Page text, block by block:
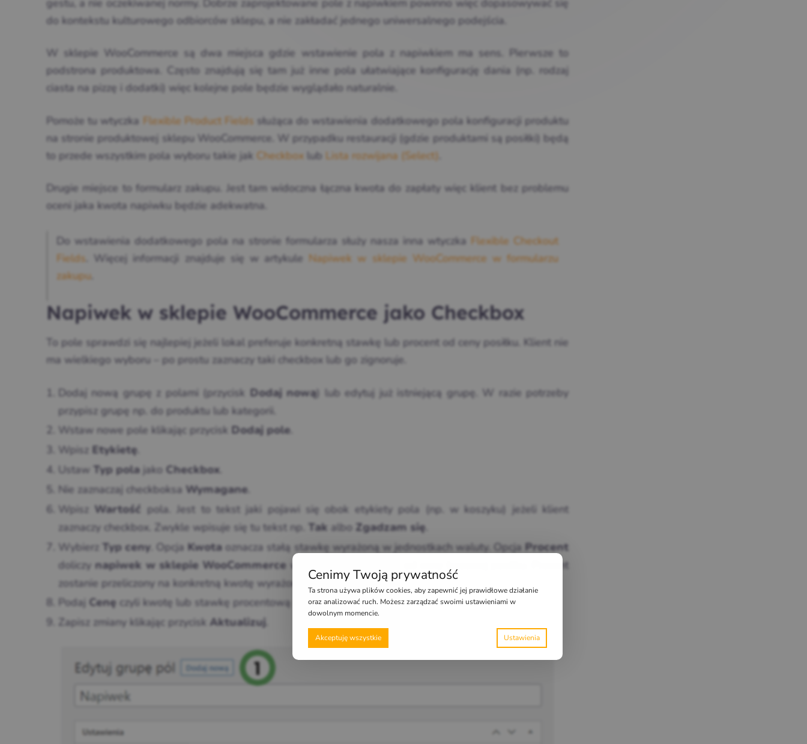
gestu, a nie oczekiwanej normy. Dobrze zaprojektowane pole z napiwkiem powinno więc dopasowywać się
do kontekstu kulturowego odbiorców sklepu, a nie zakładać jednego uniwersalnego podejścia.
W sklepie WooCommerce są dwa miejsca gdzie wstawienie pola z napiwkiem ma sens. Pierwsze to
podstrona produktowa. Często znajdują się tam już inne pola ułatwiające konfigurację dania (np. rodzaj
ciasta na pizzę i dodatki) więc kolejne pole będzie wyglądało naturalnie.
Pomoże tu wtyczka Flexible Product Fields służąca do wstawienia dodatkowego pola konfiguracji produktu
na stronie produktowej sklepu WooCommerce. W przypadku restauracji (gdzie produktami są posiłki) będą
to przede wszystkim pola wyboru takie jak Checkbox lub Lista rozwijana (Select)
Drugie miejsce to formularz zakupu. Jest tam widoczna łączna kwota do zapłaty więc klient bez problemu
oceni jaka kwota napiwku będzie adekwatna.
Do wstawienia dodatkowego pola na stronie formularza służy nasza inna wtyczka Flexible Checkout
Fields . Więcej informacji znajduje się w artykule Napiwek w sklepie WooCommerce w formularzu
zakupu
Napiwek w sklepie WooCommerce jako Checkbox
To pole sprawdzi się najlepiej jeżeli lokal preferuje konkretną stawkę lub procent od ceny posiłku. Klient nie
ma wielkiego wyboru – po prostu zaznaczy taki checkbox lub go zignoruje.
Dodaj nową grupę z polami (przycisk Dodaj nową) lub edytuj już istniejącą grupę. W razie potrzeby
przypisz grupę np. do produktu lub kategorii.
Wstaw nowe pole klikając przycisk
Dodaj pole
Wpisz
Etykietę
Ustaw Typ pola jako Checkbox
Nie zaznaczaj checkboksa Wymagane
Wpisz
Wartość
pola. Jest to tekst jaki pojawi się obok etykiety pola (np. w koszyku) jeżeli klient
zaznaczy checkbox. Zwykle wpisuje się tu tekst np.
Tak albo Zgadzam się
Wybierz Typ ceny . Opcja Kwota oznacza stałą stawkę wyrażoną w jednostkach waluty. Opcja Procent
doliczynapiwek w sklepie WooCommerce wyrażony jako procent od ceny bazowej posiłku. Procent
zostanie przeliczony na konkretną kwotę wyrażoną w walucie.
Podaj
Cenę czyli kwotę lub stawkę procentową napiwku.
Zapisz zmiany klikając przycisk Aktualizuj
Cenimy Twoją prywatność
Ta strona używa plików cookies, aby zapewnić jej prawidłowe działanie
oraz analizować ruch. Możesz zarządzać swoimi ustawieniami w
dowolnym momencie.
Akceptuję wszystkie